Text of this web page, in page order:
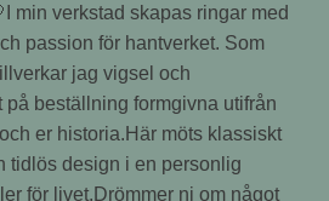
min verkstad skapas ringar med
passion för hantverket. Som
jag vigsel och
beställning formgivna utifrån
er historia.Här möts klassiskt
tidlös design i en personlig
för livet.Drömmer ni om något